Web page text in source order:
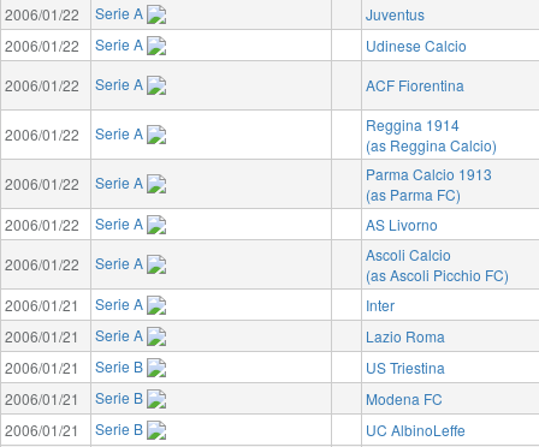
2006/01/22
Serie A
Juventus
2006/01/22
Serie A
Udinese Calcio
2006/01/22
Serie A ACF Fiorentina
2006/01/22 Serie A
Reggina 1914
(as Reggina Calcio)
2006/01/22
Serie A
Parma Calcio 1913
(as Parma FC)
2006/01/22
Serie A
AS Livorno
2006/01/22
Serie A
Ascoli Calcio
(as Ascoli Picchio FC)
2006/01/21
Serie A
Inter
2006/01/21
Serie A
Lazio Roma
2006/01/21
Serie B
US Triestina
2006/01/21
Serie B
Modena FC
2006/01/21
Serie B
UC AlbinoLeffe